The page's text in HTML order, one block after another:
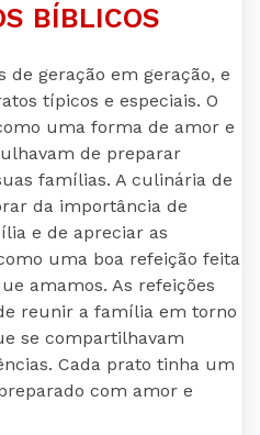
BÍBLICOS
de geração em geração, e
típicos e especiais. O
uma forma de amor e
de preparar
famílias. A culinária de
da importância de
e de apreciar as
uma boa refeição feita
amamos. As refeições
reunir a família em torno
se compartilhavam
Cada prato tinha um
com amor e